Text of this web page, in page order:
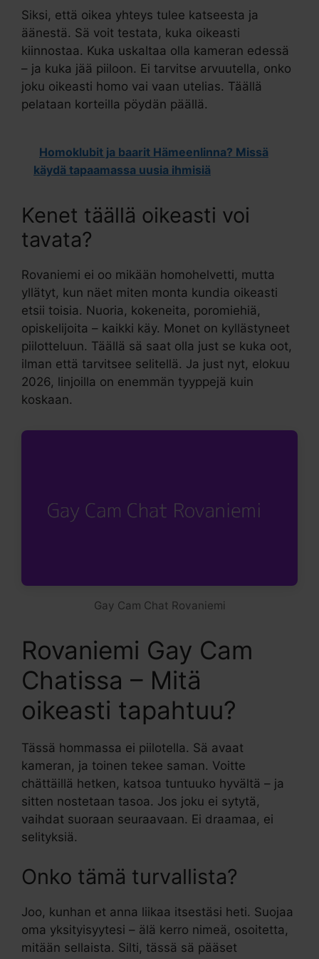
Siksi, että oikea yhteys tulee katseesta ja
äänestä. Sä voit testata, kuka oikeasti
kiinnostaa. Kuka uskaltaa olla kameran edessä
– ja kuka jää piiloon. Ei tarvitse arvuutella, onko
joku oikeasti homo vai vaan utelias. Täällä
pelataan korteilla pöydän päällä.
Homoklubit ja baarit Hämeenlinna? Missä
käydä tapaamassa uusia ihmisiä
Kenet täällä oikeasti voi
tavata?
Rovaniemi ei oo mikään homohelvetti, mutta
yllätyt, kun näet miten monta kundia oikeasti
etsii toisia. Nuoria, kokeneita, poromiehiä,
opiskelijoita – kaikki käy. Monet on kyllästyneet
piilotteluun. Täällä sä saat olla just se kuka oot,
ilman että tarvitsee selitellä. Ja just nyt, elokuu
2026, linjoilla on enemmän tyyppejä kuin
koskaan.
Gay Cam Chat Rovaniemi
Rovaniemi Gay Cam
Chatissa – Mitä
oikeasti tapahtuu?
Tässä hommassa ei piilotella. Sä avaat
kameran, ja toinen tekee saman. Voitte
chättäillä hetken, katsoa tuntuuko hyvältä – ja
sitten nostetaan tasoa. Jos joku ei sytytä,
vaihdat suoraan seuraavaan. Ei draamaa, ei
selityksiä.
Onko tämä turvallista?
Joo, kunhan et anna liikaa itsestäsi heti. Suojaa
oma yksityisyytesi – älä kerro nimeä, osoitetta,
mitään sellaista. Silti, tässä sä pääset